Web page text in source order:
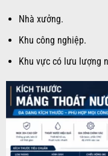
Nhà xưởng.
Khu công nghiệp.
Khu vực có lưu lượng